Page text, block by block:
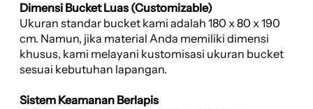
Dimensi Bucket Luas (Customizable)
Ukuran standar bucket kami adalah 180 x 80 x 190
cm. Namun, jika material Anda memiliki dimensi
khusus, kami melayani kustomisasi ukuran bucket
sesuai kebutuhan lapangan.
Sistem Keamanan Berlapis